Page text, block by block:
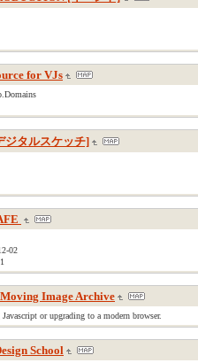
for VJs
ジタルスケッチ]
02
Image Archive
or upgrading to a modern browser.
School